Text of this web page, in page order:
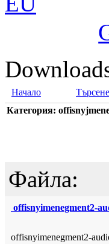
Начало Търсене
Категория:
Файла:
offisnyimenegment2-
offisnyimenegment2-